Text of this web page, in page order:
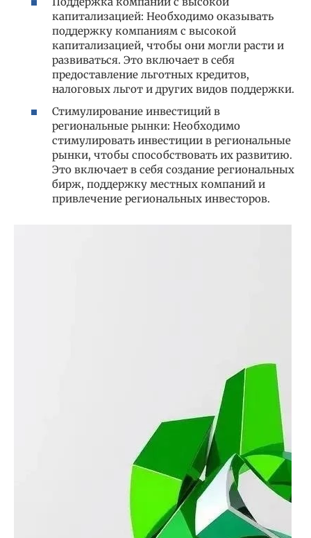
капитализацией: Необходимо оказывать
поддержку компаниям с высокой
капитализацией, чтобы они могли расти и
развиваться. Это включает в себя
предоставление льготных кредитов,
налоговых льгот и других видов поддержки.
Стимулирование инвестиций в
региональные рынки: Необходимо
стимулировать инвестиции в региональные
рынки, чтобы способствовать их развитию.
Это включает в себя создание региональных
бирж, поддержку местных компаний и
привлечение региональных инвесторов.